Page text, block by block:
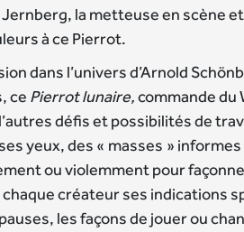
la metteuse en scène
à ce Pierrot.
dans l’univers d’Arnold
ce Pierrot lunaire,commande du
défis et possibilités de
yeux, des « masses » informes
ou violemment pour
chaque créateur ses indications
les façons de jouer ou